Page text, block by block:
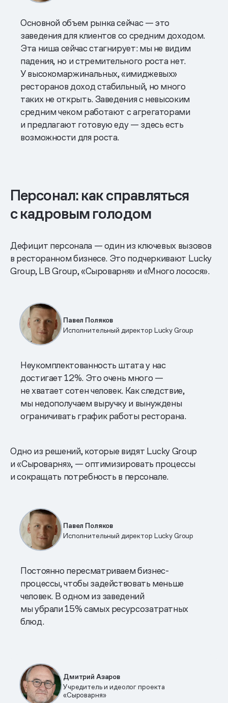
Основной объем рынка сейчас — это
заведения для клиентов со средним доходом.
Эта ниша сейчас стагнирует: мы не видим
падения, но и стремительного роста нет.
У высокомаржинальных, «имиджевых»
ресторанов доход стабильный, но много
таких не открыть. Заведения с невысоким
средним чеком работают с агрегаторами
и предлагают готовую еду — здесь есть
возможности для роста.
Персонал: как справляться
с кадровым голодом
Дефицит персонала — один из ключевых вызовов
в ресторанном бизнесе. Это подчеркивают Lucky
Group, LB Group, «Сыроварня» и «Много лосося».
Павел Поляков
Исполнительный директор Lucky Group
Неукомплектованность штата у нас
достигает 12%. Это очень много —
не хватает сотен человек. Как следствие,
мы недополучаем выручку и вынуждены
ограничивать график работы ресторана.
Одно из решений, которые видят Lucky Group
и «Сыроварня», — оптимизировать процессы
и сокращать потребность в персонале.
Павел Поляков
Исполнительный директор Lucky Group
Постоянно пересматриваем бизнес-
процессы, чтобы задействовать меньше
человек. В одном из заведений
мы убрали 15% самых ресурсозатратных
блюд.
Дмитрий Азаров
Учредитель и идеолог проекта
«Сыроварня»